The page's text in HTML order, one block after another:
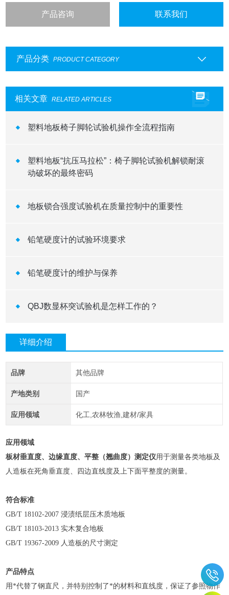
GB/T 18102-2007 浸渍纸层压木质地板
GB/T 18103-2013 实木复合地板
GB/T 19367-2009 人造板的尺寸测定
产品咨询 联系我们
产品分类 PRODUCT CATEGORY
相关文章 RELATED ARTICLES
塑料地板椅子脚轮试验机操作全流程指南
塑料地板“抗压马拉松”：椅子脚轮试验机解锁耐滚
动破坏的最终密码
地板锁合强度试验机在质量控制中的重要性
铅笔硬度计的试验环境要求
铅笔硬度计的维护与保养
QBJ数显杯突试验机是怎样工作的？
详细介绍
品牌 其他品牌
产地类别 国产
应用领域 化工,农林牧渔,建材/家具
应用领域
板材垂直度、边缘直度、平整（翘曲度）测定仪用于测量各类地板及
人造板在死角垂直度、四边直线度及上下面平整度的测量。
符合标准
GB/T 18102-2007浸渍纸层压木质地板
GB/T 18103-2013 实木复合地板
GB/T 19367-2009 人造板的尺寸测定
产品特点
用*代替了钢直尺，并特别控制了*的材料和直线度，保证了参照物作